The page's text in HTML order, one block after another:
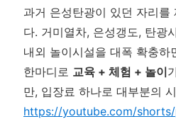
과거 은성탄광이 있던 자리를
다. 거미열차, 은성갱도, 탄광
내외 놀이시설을 대폭 확충
한마디로 교육 + 체험 + 놀이
만, 입장료 하나로 대부분의
https://youtube.com/shorts/